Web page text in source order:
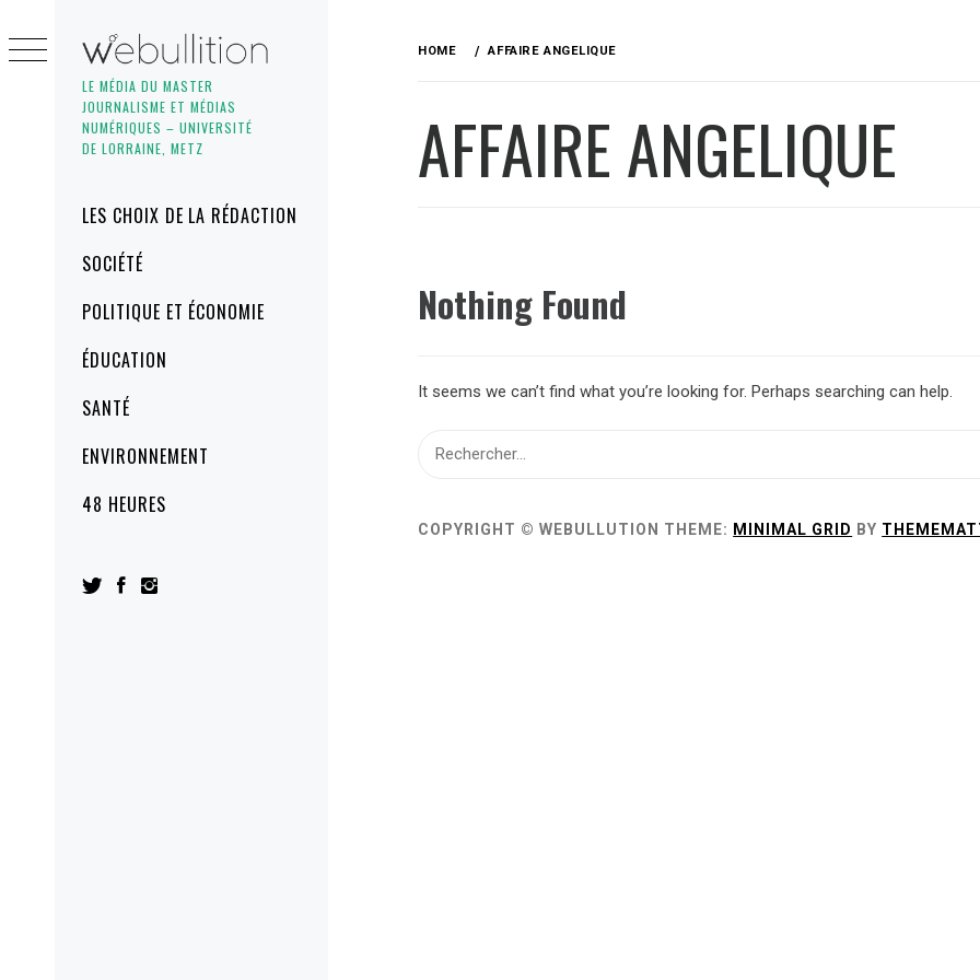
LE MÉDIA DU MASTER
JOURNALISME ET MÉDIAS
NUMÉRIQUES – UNIVERSITÉ
DE LORRAINE, METZ
MenuLES CHOIX DE LA RÉDACTION
SOCIÉTÉ
POLITIQUE ET ÉCONOMIE
ÉDUCATION
SANTÉ
ENVIRONNEMENT
48 HEURES
to
content
HOME AFFAIRE ANGELIQUE
AFFAIRE ANGELIQUE
Nothing Found
It seems we can’t find what you’re looking for. Perhaps searching can help.
COPYRIGHT © WEBULLUTION THEME: MINIMAL GRID BY